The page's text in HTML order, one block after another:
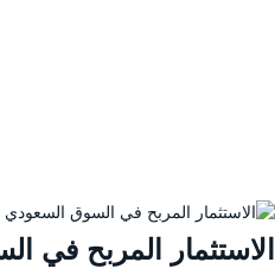
المربح في